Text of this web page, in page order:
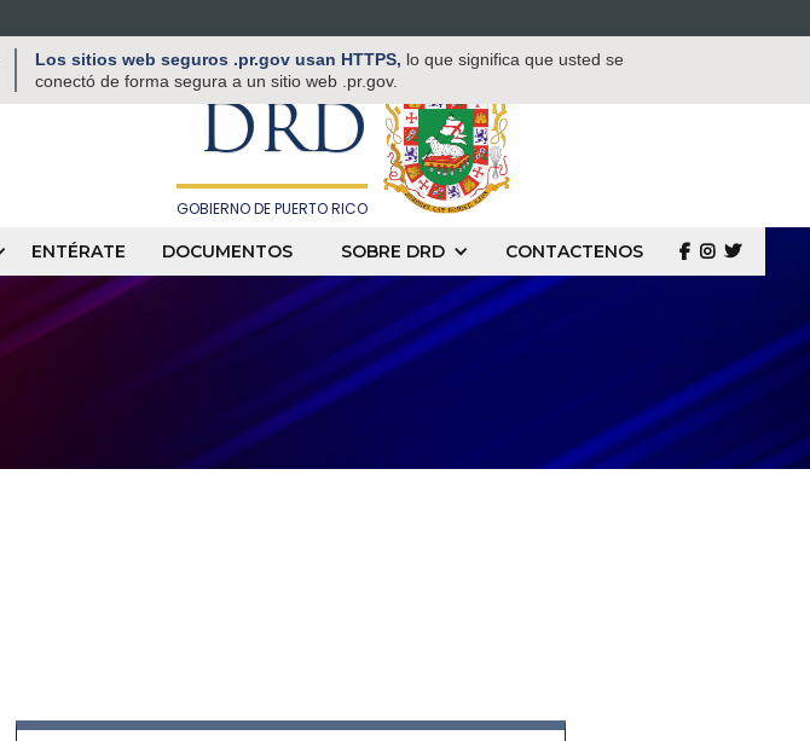
Los sitios web seguros .pr.gov usan HTTPS, lo que significa que usted se
conectó de forma segura a un sitio web .pr.gov.
DEPARTAMENTO DE
RECREACIÓN Y DEPORTES
DRD
GOBIERNO DE PUERTO RICO
ENTÉRATE DOCUMENTOS SOBRE DRD CONTACTENOS   